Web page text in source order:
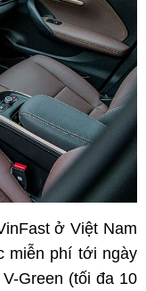
ở Việt Nam
miễn phí tới ngày
Green (tối đa 10